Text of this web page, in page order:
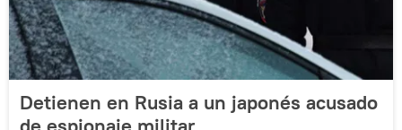
Detienen en Rusia a un japonés acusado